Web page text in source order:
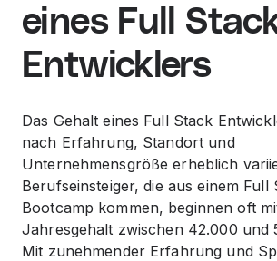
eines Full
Entwicklers
Das Gehalt eines Full Stack
nach Erfahrung, Standort und
Unternehmensgröße erheblich
Berufseinsteiger, die aus einem Full
Bootcamp kommen, beginnen oft
Jahresgehalt zwischen 42.000 und
Mit zunehmender Erfahrung und